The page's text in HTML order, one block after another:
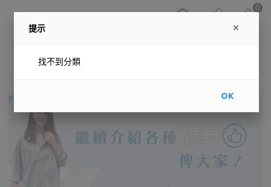
0
提示
找不到分類
OK